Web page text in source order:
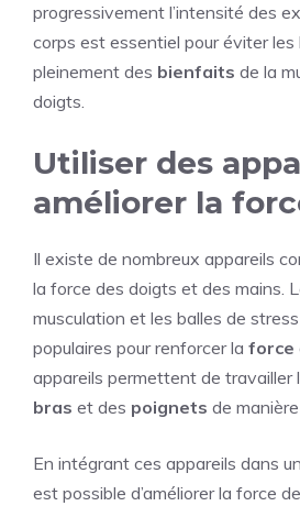
progressivement l’intensité des
corps est essentiel pour éviter
pleinement des bienfaits de la
doigts.
Utiliser des
améliorer la
Il existe de nombreux appareils
la force des doigts et des mains.
musculation et les balles de
populaires pour renforcer la force
appareils permettent de travailler
bras et des poignets de
En intégrant ces appareils dans
est possible d’améliorer la force